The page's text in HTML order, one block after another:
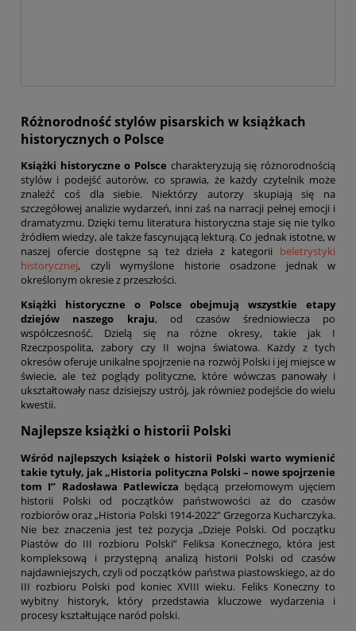
Różnorodność stylów pisarskich w książkach
historycznych o Polsce
Książki historyczne o Polsce charakteryzują się różnorodnością
stylów i podejść autorów, co sprawia, że każdy czytelnik może
znaleźć coś dla siebie. Niektórzy autorzy skupiają się na
szczegółowej analizie wydarzeń, inni zaś na narracji pełnej emocji i
dramatyzmu. Dzięki temu literatura historyczna staje się nie tylko
źródłem wiedzy, ale także fascynującą lekturą. Co jednak istotne, w
naszej ofercie dostępne są też dzieła z kategorii beletrystyki
historycznej, czyli wymyślone historie osadzone jednak w
określonym okresie z przeszłości.
Książki historyczne o Polsce obejmują wszystkie etapy
dziejów naszego kraju, od czasów średniowiecza po
współczesność. Dzielą się na różne okresy, takie jak I
Rzeczpospolita, zabory czy II wojna światowa. Każdy z tych
okresów oferuje unikalne spojrzenie na rozwój Polski i jej miejsce w
świecie, ale też poglądy polityczne, które wówczas panowały i
ukształtowały nasz dzisiejszy ustrój, jak również podejście do wielu
kwestii.
Najlepsze książki o historii Polski
Wśród najlepszych książek o historii Polski warto wymienić
takie tytuły, jak „Historia polityczna Polski – nowe spojrzenie
tom I” Radosława Patlewicza będącą przełomowym ujęciem
historii Polski od początków państwowości aż do czasów
rozbiorów oraz „Historia Polski 1914-2022” Grzegorza Kucharczyka.
Nie bez znaczenia jest też pozycja „Dzieje Polski. Od początku
Piastów do III rozbioru Polski” Feliksa Konecznego, która jest
kompleksową i przystępną analizą historii Polski od czasów
najdawniejszych, czyli od początków państwa piastowskiego, aż do
III rozbioru Polski pod koniec XVIII wieku. Feliks Koneczny to
wybitny historyk, który przedstawia kluczowe wydarzenia i
procesy kształtujące naród polski.